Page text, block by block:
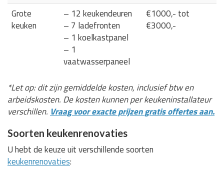
Grote
keuken
– 12 keukendeuren
– 7 ladefronten
– 1 koelkastpanel
– 1
vaatwasserpaneel
€1000,- tot
€3000,-
*Let op: dit zijn gemiddelde kosten, inclusief btw en
arbeidskosten. De kosten kunnen per keukeninstallateur
verschillen. Vraag voor exacte prijzen gratis offertes aan.
Soorten keukenrenovaties
U hebt de keuze uit verschillende soorten
keukenrenovaties: